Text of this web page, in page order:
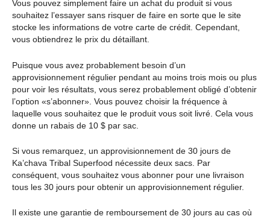
Vous pouvez simplement faire un achat du produit si vous
souhaitez l’essayer sans risquer de faire en sorte que le site
stocke les informations de votre carte de crédit. Cependant,
vous obtiendrez le prix du détaillant.
Puisque vous avez probablement besoin d’un
approvisionnement régulier pendant au moins trois mois ou plus
pour voir les résultats, vous serez probablement obligé d’obtenir
l’option «s’abonner». Vous pouvez choisir la fréquence à
laquelle vous souhaitez que le produit vous soit livré. Cela vous
donne un rabais de 10 $ par sac.
Si vous remarquez, un approvisionnement de 30 jours de
Ka’chava Tribal Superfood nécessite deux sacs. Par
conséquent, vous souhaitez vous abonner pour une livraison
tous les 30 jours pour obtenir un approvisionnement régulier.
Il existe une garantie de remboursement de 30 jours au cas où